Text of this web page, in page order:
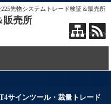
225先物システムトレード検証＆販売所
販売所
サインツール・裁量トレード